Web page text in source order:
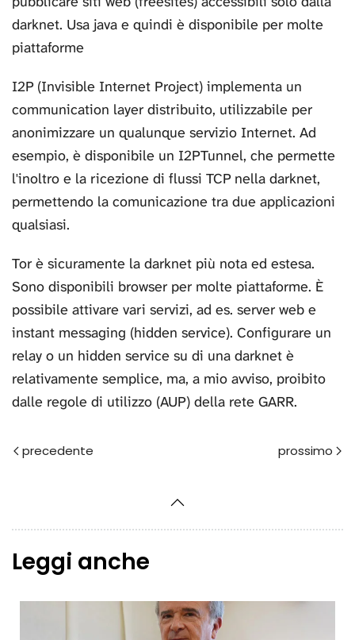
darknet. Usa java e quindi è disponibile per molte
piattaforme
I2P (Invisible Internet Project) implementa un
communication layer distribuito, utilizzabile per
anonimizzare un qualunque servizio Internet. Ad
esempio, è disponibile un I2PTunnel, che permette
l'inoltro e la ricezione di flussi TCP nella darknet,
permettendo la comunicazione tra due applicazioni
qualsiasi.
Tor è sicuramente la darknet più nota ed estesa.
Sono disponibili browser per molte piattaforme. È
possibile attivare vari servizi, ad es. server web e
instant messaging (hidden service). Configurare un
relay o un hidden service su di una darknet è
relativamente semplice, ma, a mio avviso, proibito
dalle regole di utilizzo (AUP) della rete GARR.
Leggi anche